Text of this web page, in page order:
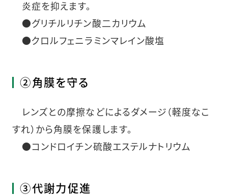
炎症を抑えます。
●グリチルリチン酸二カリウム
●クロルフェニラミンマレイン酸塩
②角膜を守る
レンズとの摩擦などによるダメージ（軽度なこ
すれ）から角膜を保護します。
●コンドロイチン硫酸エステルナトリウム
③代謝力促進